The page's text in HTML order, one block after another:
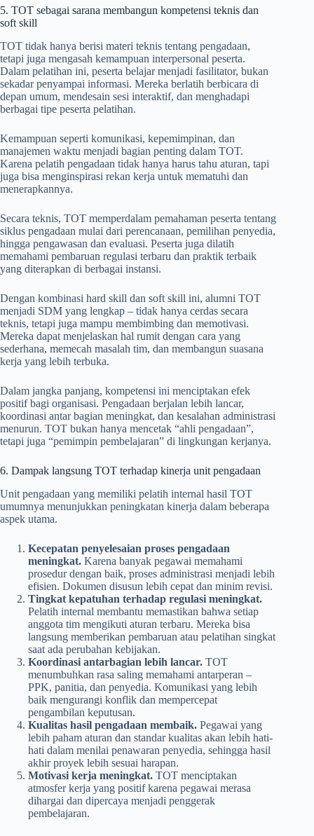
5. TOT sebagai sarana membangun kompetensi teknis dan
soft skill
TOT tidak hanya berisi materi teknis tentang pengadaan,
tetapi juga mengasah kemampuan interpersonal peserta.
Dalam pelatihan ini, peserta belajar menjadi fasilitator, bukan
sekadar penyampai informasi. Mereka berlatih berbicara di
depan umum, mendesain sesi interaktif, dan menghadapi
berbagai tipe peserta pelatihan.
Kemampuan seperti komunikasi, kepemimpinan, dan
manajemen waktu menjadi bagian penting dalam TOT.
Karena pelatih pengadaan tidak hanya harus tahu aturan, tapi
juga bisa menginspirasi rekan kerja untuk mematuhi dan
menerapkannya.
Secara teknis, TOT memperdalam pemahaman peserta tentang
siklus pengadaan mulai dari perencanaan, pemilihan penyedia,
hingga pengawasan dan evaluasi. Peserta juga dilatih
memahami pembaruan regulasi terbaru dan praktik terbaik
yang diterapkan di berbagai instansi.
Dengan kombinasi hard skill dan soft skill ini, alumni TOT
menjadi SDM yang lengkap – tidak hanya cerdas secara
teknis, tetapi juga mampu membimbing dan memotivasi.
Mereka dapat menjelaskan hal rumit dengan cara yang
sederhana, memecah masalah tim, dan membangun suasana
kerja yang lebih terbuka.
Dalam jangka panjang, kompetensi ini menciptakan efek
positif bagi organisasi. Pengadaan berjalan lebih lancar,
koordinasi antar bagian meningkat, dan kesalahan administrasi
menurun. TOT bukan hanya mencetak “ahli pengadaan”,
tetapi juga “pemimpin pembelajaran” di lingkungan kerjanya.
6. Dampak langsung TOT terhadap kinerja unit pengadaan
Unit pengadaan yang memiliki pelatih internal hasil TOT
umumnya menunjukkan peningkatan kinerja dalam beberapa
aspek utama.
Kecepatan penyelesaian proses pengadaan
meningkat. Karena banyak pegawai memahami
prosedur dengan baik, proses administrasi menjadi lebih
efisien. Dokumen disusun lebih cepat dan minim revisi.
Tingkat kepatuhan terhadap regulasi meningkat.
Pelatih internal membantu memastikan bahwa setiap
anggota tim mengikuti aturan terbaru. Mereka bisa
langsung memberikan pembaruan atau pelatihan singkat
saat ada perubahan kebijakan.
Koordinasi antarbagian lebih lancar. TOT
menumbuhkan rasa saling memahami antarperan –
PPK, panitia, dan penyedia. Komunikasi yang lebih
baik mengurangi konflik dan mempercepat
pengambilan keputusan.
Kualitas hasil pengadaan membaik. Pegawai yang
lebih paham aturan dan standar kualitas akan lebih hati-
hati dalam menilai penawaran penyedia, sehingga hasil
akhir proyek lebih sesuai harapan.
Motivasi kerja meningkat. TOT menciptakan
atmosfer kerja yang positif karena pegawai merasa
dihargai dan dipercaya menjadi penggerak
pembelajaran.